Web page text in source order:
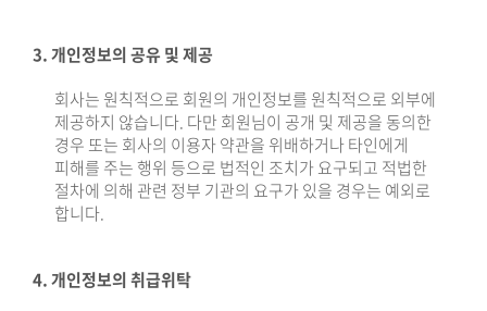
3. 개인정보의 공유 및 제공
회사는 원칙적으로 회원의 개인정보를 원칙적으로 외부에
제공하지 않습니다. 다만 회원님이 공개 및 제공을 동의한
경우 또는 회사의 이용자 약관을 위배하거나 타인에게
피해를 주는 행위 등으로 법적인 조치가 요구되고 적법한
절차에 의해 관련 정부 기관의 요구가 있을 경우는 예외로
합니다.
4. 개인정보의 취급위탁